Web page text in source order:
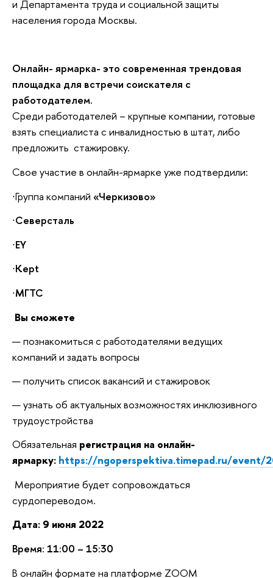
и Департамента труда и социальной защиты
населения города Москвы.
Онлайн- ярмарка- это современная трендовая
площадка для встречи соискателя с
работодателем.
Среди работодателей – крупные компании, готовые
взять специалиста с инвалидностью в штат, либо
предложить стажировку.
Свое участие в онлайн-ярмарке уже подтвердили:
∙Группа компаний «Черкизово»
∙Северсталь
∙EY
∙Kept
∙МГТС
Вы сможете
познакомиться с работодателями ведущих
компаний и задать вопросы
получить список вакансий и стажировок
узнать об актуальных возможностях инклюзивного
трудоустройства
Обязательная регистрация на онлайн-
ярмарку: https://ngoperspektiva.timepad.ru/event/
Мероприятие будет сопровождаться
сурдопереводом.
Дата: 9 июня 2022
Время: 11:00 – 15:30
В онлайн формате на платформе ZOOM